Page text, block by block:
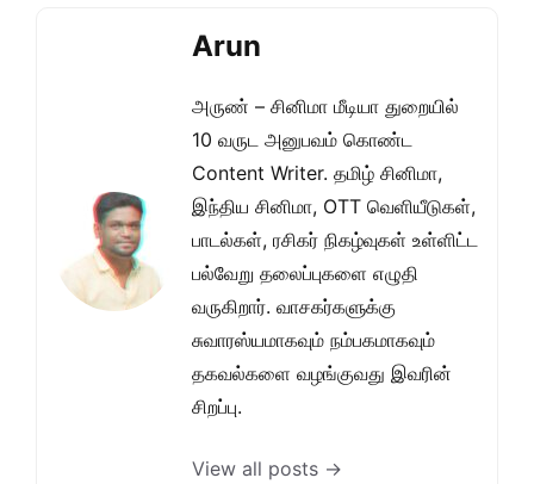
Arun
அருண் – சினிமா மீடியா துறையில்
10 வருட அனுபவம் கொண்ட
Content Writer. தமிழ் சினிமா,
இந்திய சினிமா, OTT வெளியீடுகள்,
பாடல்கள், ரசிகர் நிகழ்வுகள் உள்ளிட்ட
பல்வேறு தலைப்புகளை எழுதி
வருகிறார். வாசகர்களுக்கு
சுவாரஸ்யமாகவும் நம்பகமாகவும்
தகவல்களை வழங்குவது இவரின்
சிறப்பு.
View all posts →